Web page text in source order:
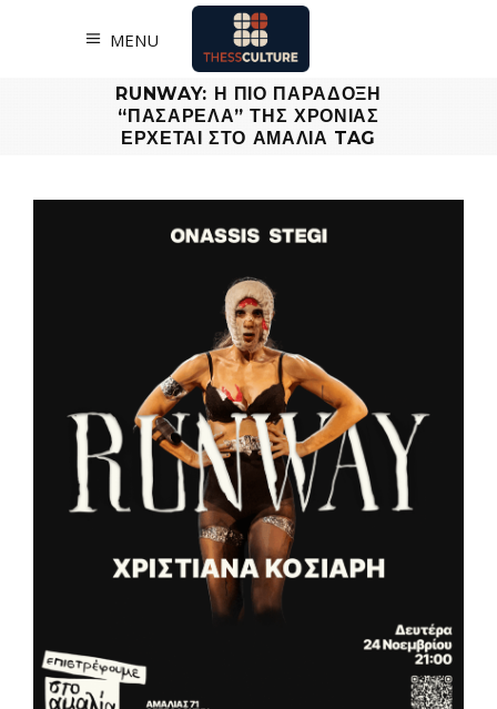
MENU
RUNWAY: Η ΠΙΟ ΠΑΡΑΔΟΞΗ
“ΠΑΣΑΡΕΛΑ” ΤΗΣ ΧΡΟΝΙΑΣ
ΕΡΧΕΤΑΙ ΣΤΟ ΑΜΑΛΙΑ TAG